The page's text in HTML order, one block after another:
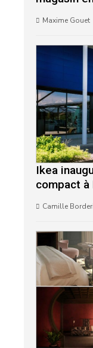
Maxime Gouet
Ikea
compact à
Camille